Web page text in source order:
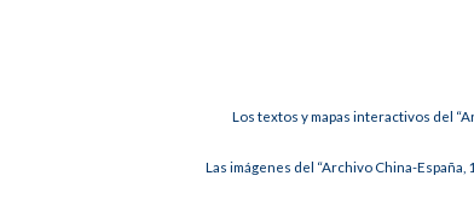
Los textos y mapas interactivos del
Las imágenes del “Archivo China-